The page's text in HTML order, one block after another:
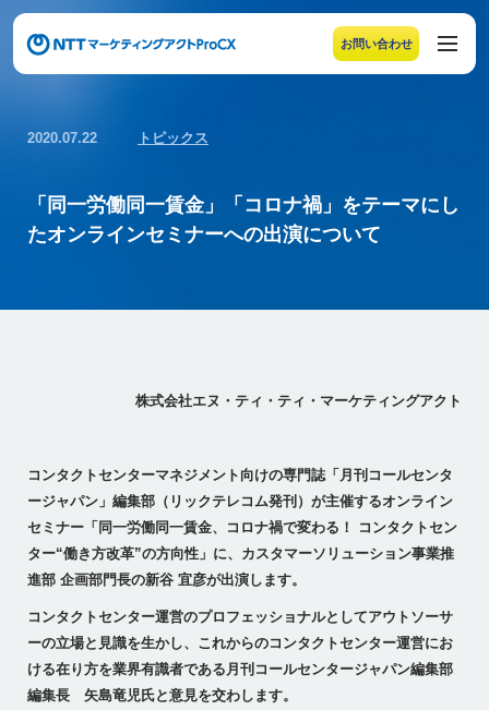
お問い合わせ
メニューの末尾です。Escape キーでメニューを閉じるこ
2020.07.22 トピックス
「同一労働同一賃金」「コロナ禍」をテーマにし
たオンラインセミナーへの出演について
株式会社エヌ・ティ・ティ・マーケティングアクト
コンタクトセンターマネジメント向けの専門誌「月刊コールセンタ
ージャパン」編集部（リックテレコム発刊）が主催するオンライン
セミナー「同一労働同一賃金、コロナ禍で変わる！ コンタクトセン
ター“働き方改革”の方向性」に、カスタマーソリューション事業推
進部 企画部門長の新谷 宜彦が出演します。
コンタクトセンター運営のプロフェッショナルとしてアウトソーサ
ーの立場と見識を生かし、これからのコンタクトセンター運営にお
ける在り方を業界有識者である月刊コールセンタージャパン編集部
編集長 矢島竜児氏と意見を交わします。